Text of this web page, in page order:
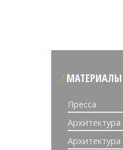
МАТЕРИАЛЫ
Пресса